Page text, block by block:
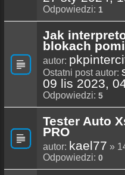
Odpowiedzi: 1
Jak
blokach
autor:
Ostatni post autor:
09 lis 2023,
Odpowiedzi: 5
Tester Auto
PRO
autor: kael77 »
Odpowiedzi: 0